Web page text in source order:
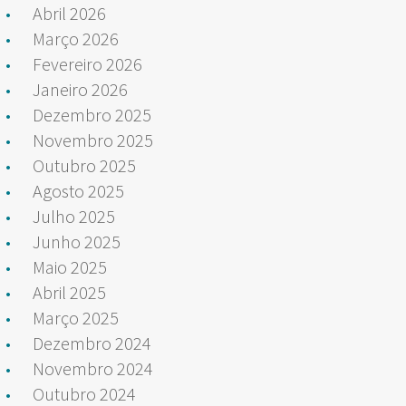
Abril 2026
Março 2026
Fevereiro 2026
Janeiro 2026
Dezembro 2025
Novembro 2025
Outubro 2025
Agosto 2025
Julho 2025
Junho 2025
Maio 2025
Abril 2025
Março 2025
Dezembro 2024
Novembro 2024
Outubro 2024